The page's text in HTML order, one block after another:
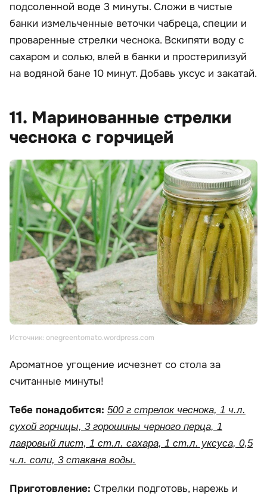
подсоленной воде 3 минуты. Сложи в чистые
банки измельченные веточки чабреца, специи и
проваренные стрелки чеснока. Вскипяти воду с
сахаром и солью, влей в банки и простерилизуй
на водяной бане 10 минут. Добавь уксус и закатай.
11. Маринованные стрелки
чеснока с горчицей
Источник: onegreentomato.wordpress.com
Ароматное угощение исчезнет со стола за
считанные минуты!
Тебе понадобится: 500 г стрелок чеснока, 1 ч.л.
сухой горчицы, 3 горошины черного перца, 1
лавровый лист, 1 ст.л. сахара, 1 ст.л. уксуса, 0,5
ч.л. соли, 3 стакана воды.
Приготовление: Стрелки подготовь, нарежь и